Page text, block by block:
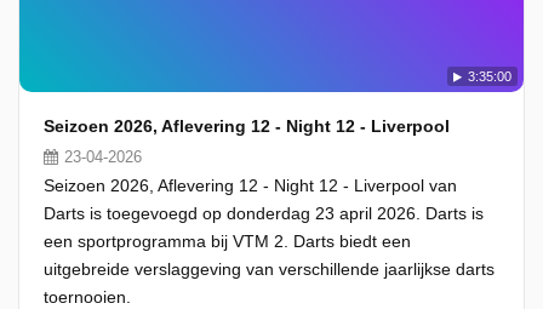
3:35:00
Seizoen 2026, Aflevering 12 - Night 12 - Liverpool
23-04-2026
Seizoen 2026, Aflevering 12 - Night 12 - Liverpool van
Darts is toegevoegd op donderdag 23 april 2026. Darts is
een sportprogramma bij VTM 2. Darts biedt een
uitgebreide verslaggeving van verschillende jaarlijkse darts
toernooien.